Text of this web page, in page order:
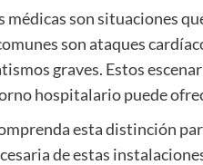
médicas son situaciones
son ataques
graves. Estos
hospitalario puede
esta distinción
de estas